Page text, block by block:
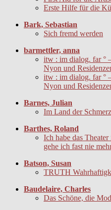
Erste Hilfe für die
Bark, Sebastian
Sich fremd werden
barmettler, anna
itw : im dialog. far °
Nyon und
itw : im dialog. far °
Nyon und
Barnes, Julian
Im Land der
Barthes, Roland
Ich habe das
gehe ich fast nie
Batson, Susan
TRUTH
Baudelaire, Charles
Das Schöne, die